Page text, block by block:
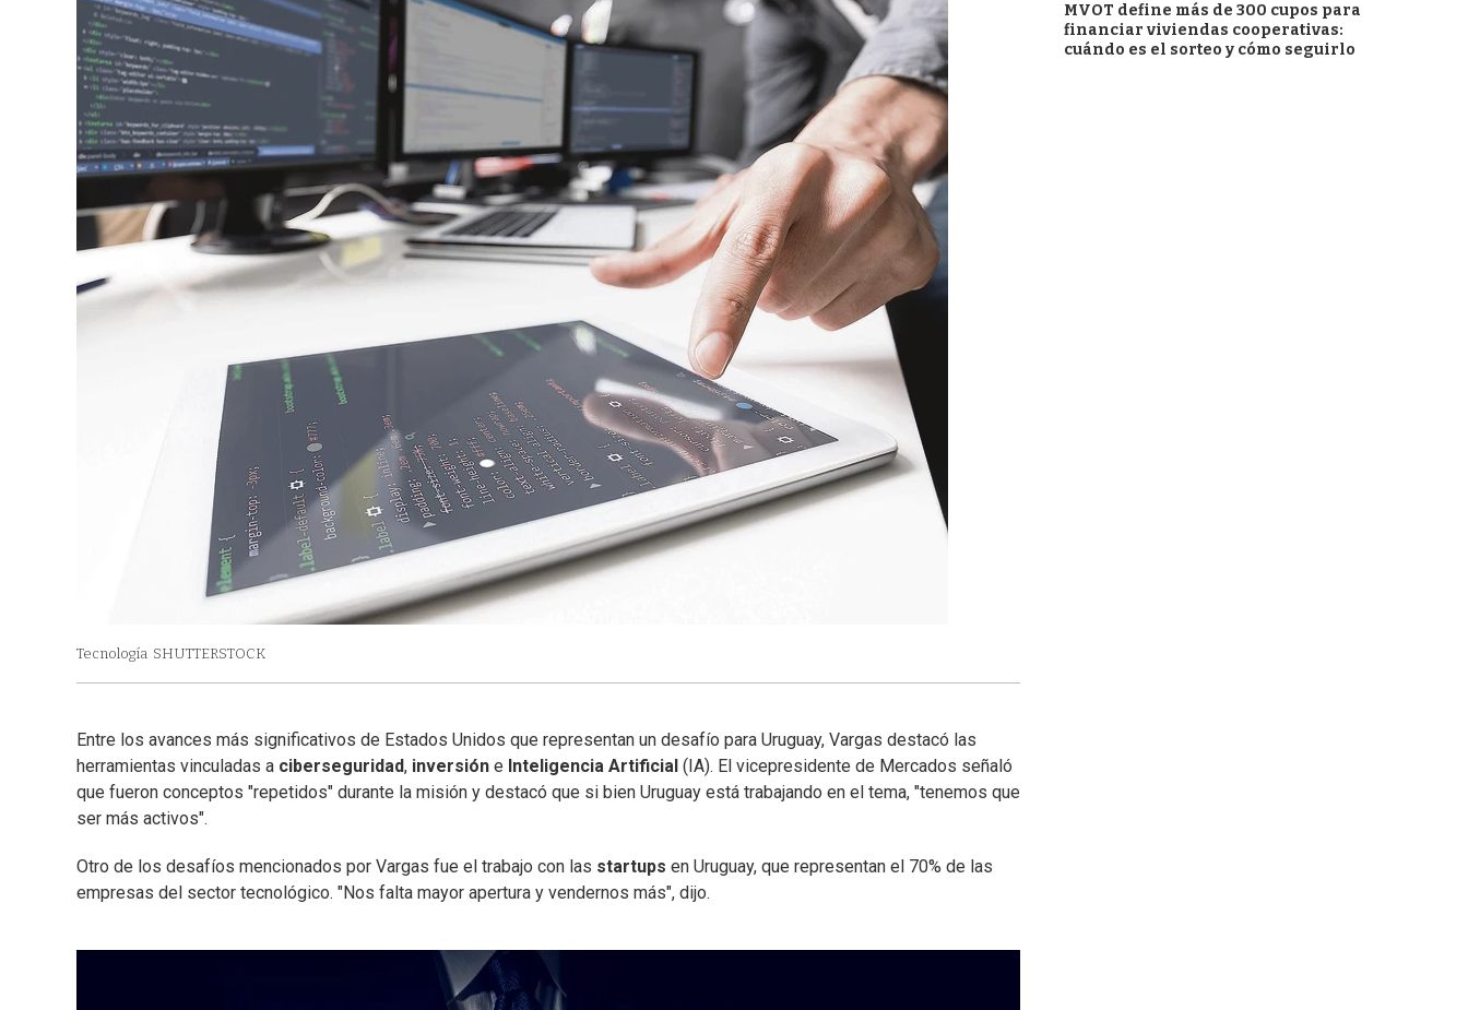
Tecnología SHUTTERSTOCK
Entre los avances más significativos de Estados Unidos que representan un desafío para Uruguay, Vargas destacó las
herramientas vinculadas a ciberseguridad, inversión e Inteligencia Artificial (IA). El vicepresidente de Mercados señaló
que fueron conceptos "repetidos" durante la misión y destacó que si bien Uruguay está trabajando en el tema, "tenemos que
ser más activos".
Otro de los desafíos mencionados por Vargas fue el trabajo con las startups en Uruguay, que representan el 70% de las
empresas del sector tecnológico. "Nos falta mayor apertura y vendernos más", dijo.
MVOT define más de 300 cupos para
financiar viviendas cooperativas:
cuándo es el sorteo y cómo seguirlo